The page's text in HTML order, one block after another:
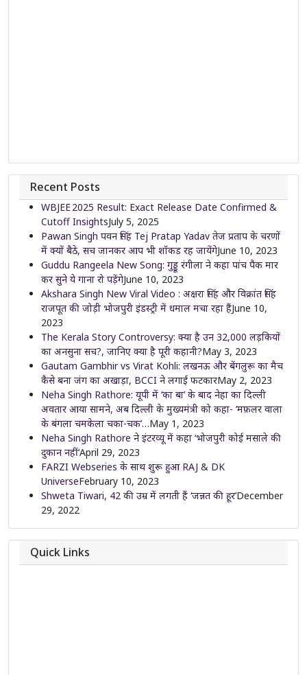
Recent Posts
WBJEE 2025 Result: Exact Release Date Confirmed &
Cutoff InsightsJuly 5, 2025
Pawan Singh पवन सिंह Tej Pratap Yadav तेज प्रताप के चरणों
में क्यों बैठे, सच जानकर आप भी शॉकड रह जायेंगेJune 10, 2023
Guddu Rangeela New Song: गुड्डू रंगीला ने कहा पांच पैक मार
कर सुने ये गाना रो पड़ेंगेJune 10, 2023
Akshara Singh New Viral Video : अक्षरा सिंह और विक्रांत सिंह
राजपूत की जोड़ी भोजपुरी इंडस्ट्री में धमाल मचा रहा हैंJune 10,
2023
The Kerala Story Controversy: क्या है उन 32,000 लड़कियों
का अनसुना सच?, जानिए क्या है पूरी कहानी?May 3, 2023
Gautam Gambhir vs Virat Kohli: लखनऊ और बेंगलुरू का मैच
कैसे बना जंग का अखाड़ा, BCCI ने लगाई फटकारMay 2, 2023
Neha Singh Rathore: यूपी में ‘का बा’ के बाद नेहा का दिल्ली
अवतार आया सामने, अब दिल्ली के मुख्यमंत्री को कहा- ‘मफ़लर वाला
के बंगला चमकेला चका-चक’…May 1, 2023
Neha Singh Rathore ने इंटरव्यू में कहा ‘भोजपुरी कोई मसाले की
दुकान नहीं’April 29, 2023
FARZI Webseries के साथ शुरू हुआ RAJ & DK
UniverseFebruary 10, 2023
Shweta Tiwari, 42 की उम्र में लगती हैं ‘जन्नत की हूर’December
29, 2022
Quick Links